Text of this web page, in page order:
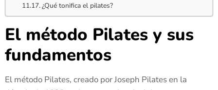
¿Qué tonifica el pilates?
El método Pilates y sus
fundamentos
El método Pilates, creado por Joseph Pilates en la